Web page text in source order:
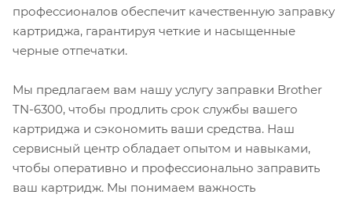
профессионалов обеспечит качественную заправку
картриджа, гарантируя четкие и насыщенные
черные отпечатки.
Мы предлагаем вам нашу услугу заправки Brother
TN-6300, чтобы продлить срок службы вашего
картриджа и сэкономить ваши средства. Наш
сервисный центр обладает опытом и навыками,
чтобы оперативно и профессионально заправить
ваш картридж. Мы понимаем важность